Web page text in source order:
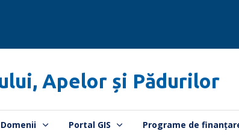
Apelor și Pădurilor
Domenii Portal GIS Programe de